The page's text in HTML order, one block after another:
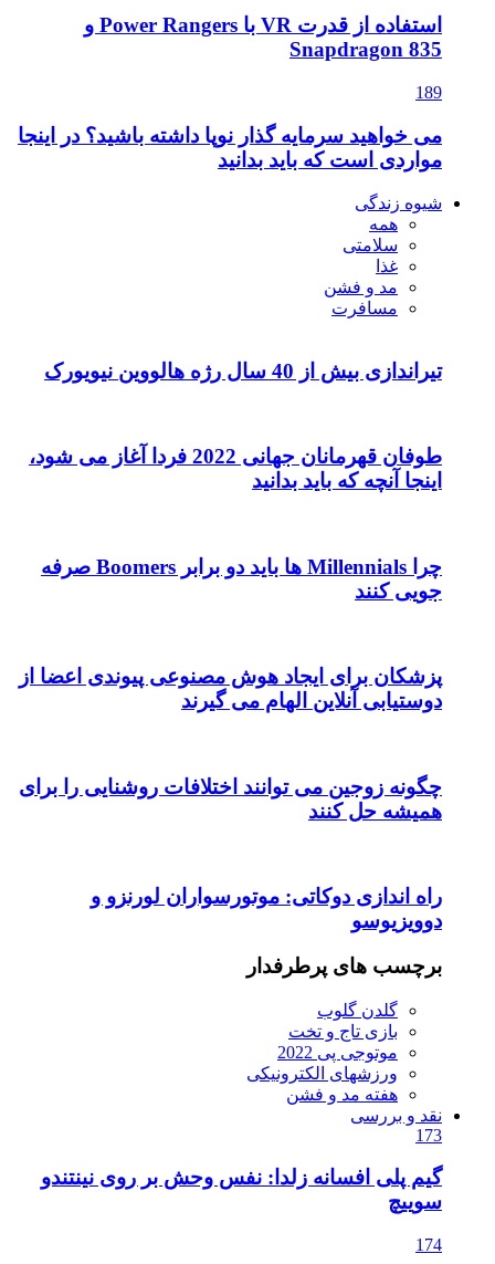
استفاده از قدرت VR با Power Rangers و
Snapdragon 835
189
می خواهید سرمایه گذار نوپا داشته باشید؟ در اینجا
مواردی است که باید بدانید
شیوه زندگی
همه
سلامتی
غذا
مد و فشن
مسافرت
تیراندازی بیش از 40 سال رژه هالووین نیویورک
طوفان قهرمانان جهانی 2022 فردا آغاز می شود،
اینجا آنچه که باید بدانید
چرا Millennials ها باید دو برابر Boomers صرفه
جویی کنند
پزشکان برای ایجاد هوش مصنوعی پیوندی اعضا از
دوستیابی آنلاین الهام می گیرند
چگونه زوجین می توانند اختلافات روشنایی را برای
همیشه حل کنند
راه اندازی دوکاتی: موتورسواران لورنزو و
دوویزیوسو
برچسب های پرطرفدار
گلدن گلوب
بازی تاج و تخت
موتوجی پی 2022
ورزشهای الکترونیکی
هفته مد و فشن
نقد و بررسی
173
گیم پلی افسانه زلدا: نفس وحش بر روی نینتندو
سوییچ
174